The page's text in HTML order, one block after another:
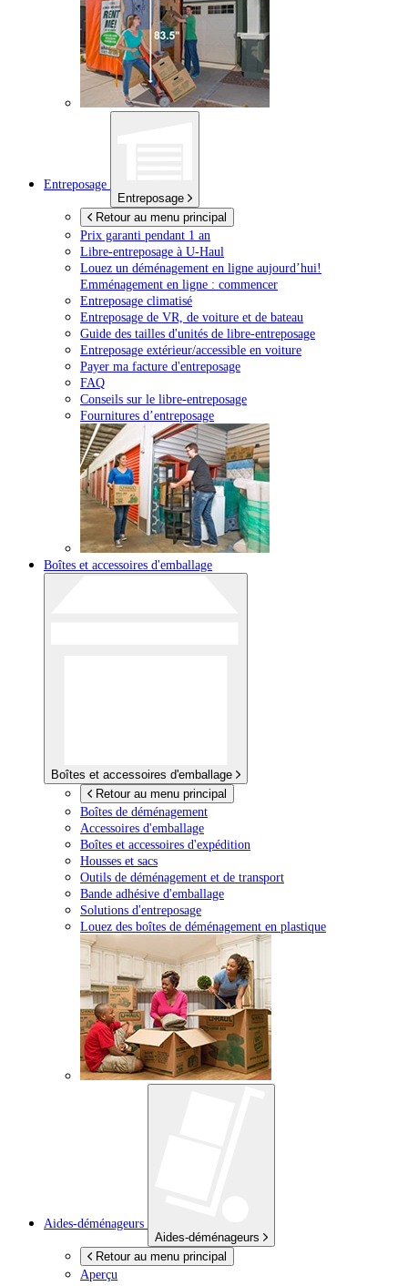
Entreposage
Entreposage
Retour au menu principal
Prix garanti pendant 1 an
Libre-entreposage à U-Haul
Louez un déménagement en ligne aujourd’hui!
Emménagement en ligne : commencer
Entreposage climatisé
Entreposage de VR, de voiture et de bateau
Guide des tailles d'unités de libre-entreposage
Entreposage extérieur/accessible en voiture
Payer ma facture d'entreposage
FAQ
Conseils sur le libre-entreposage
Fournitures d’entreposage
Boîtes et accessoires d'emballage
Boîtes et accessoires d'emballage
Retour au menu principal
Boîtes de déménagement
Accessoires d'emballage
Boîtes et accessoires d'expédition
Housses et sacs
Outils de déménagement et de transport
Bande adhésive d'emballage
Solutions d'entreposage
Louez des boîtes de déménagement en plastique
Aides-déménageurs
Aides-déménageurs
Retour au menu principal
Aperçu